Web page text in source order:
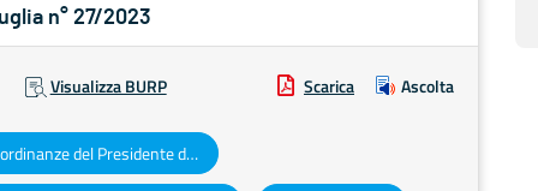
n° 27/2023
Visualizza BURP Scarica Ascolta
Decreti e ordinanze del Presidente della Giunta regionale